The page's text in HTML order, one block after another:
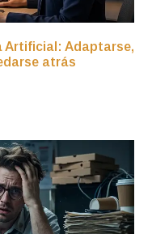
Artificial: Adaptarse,
atrás